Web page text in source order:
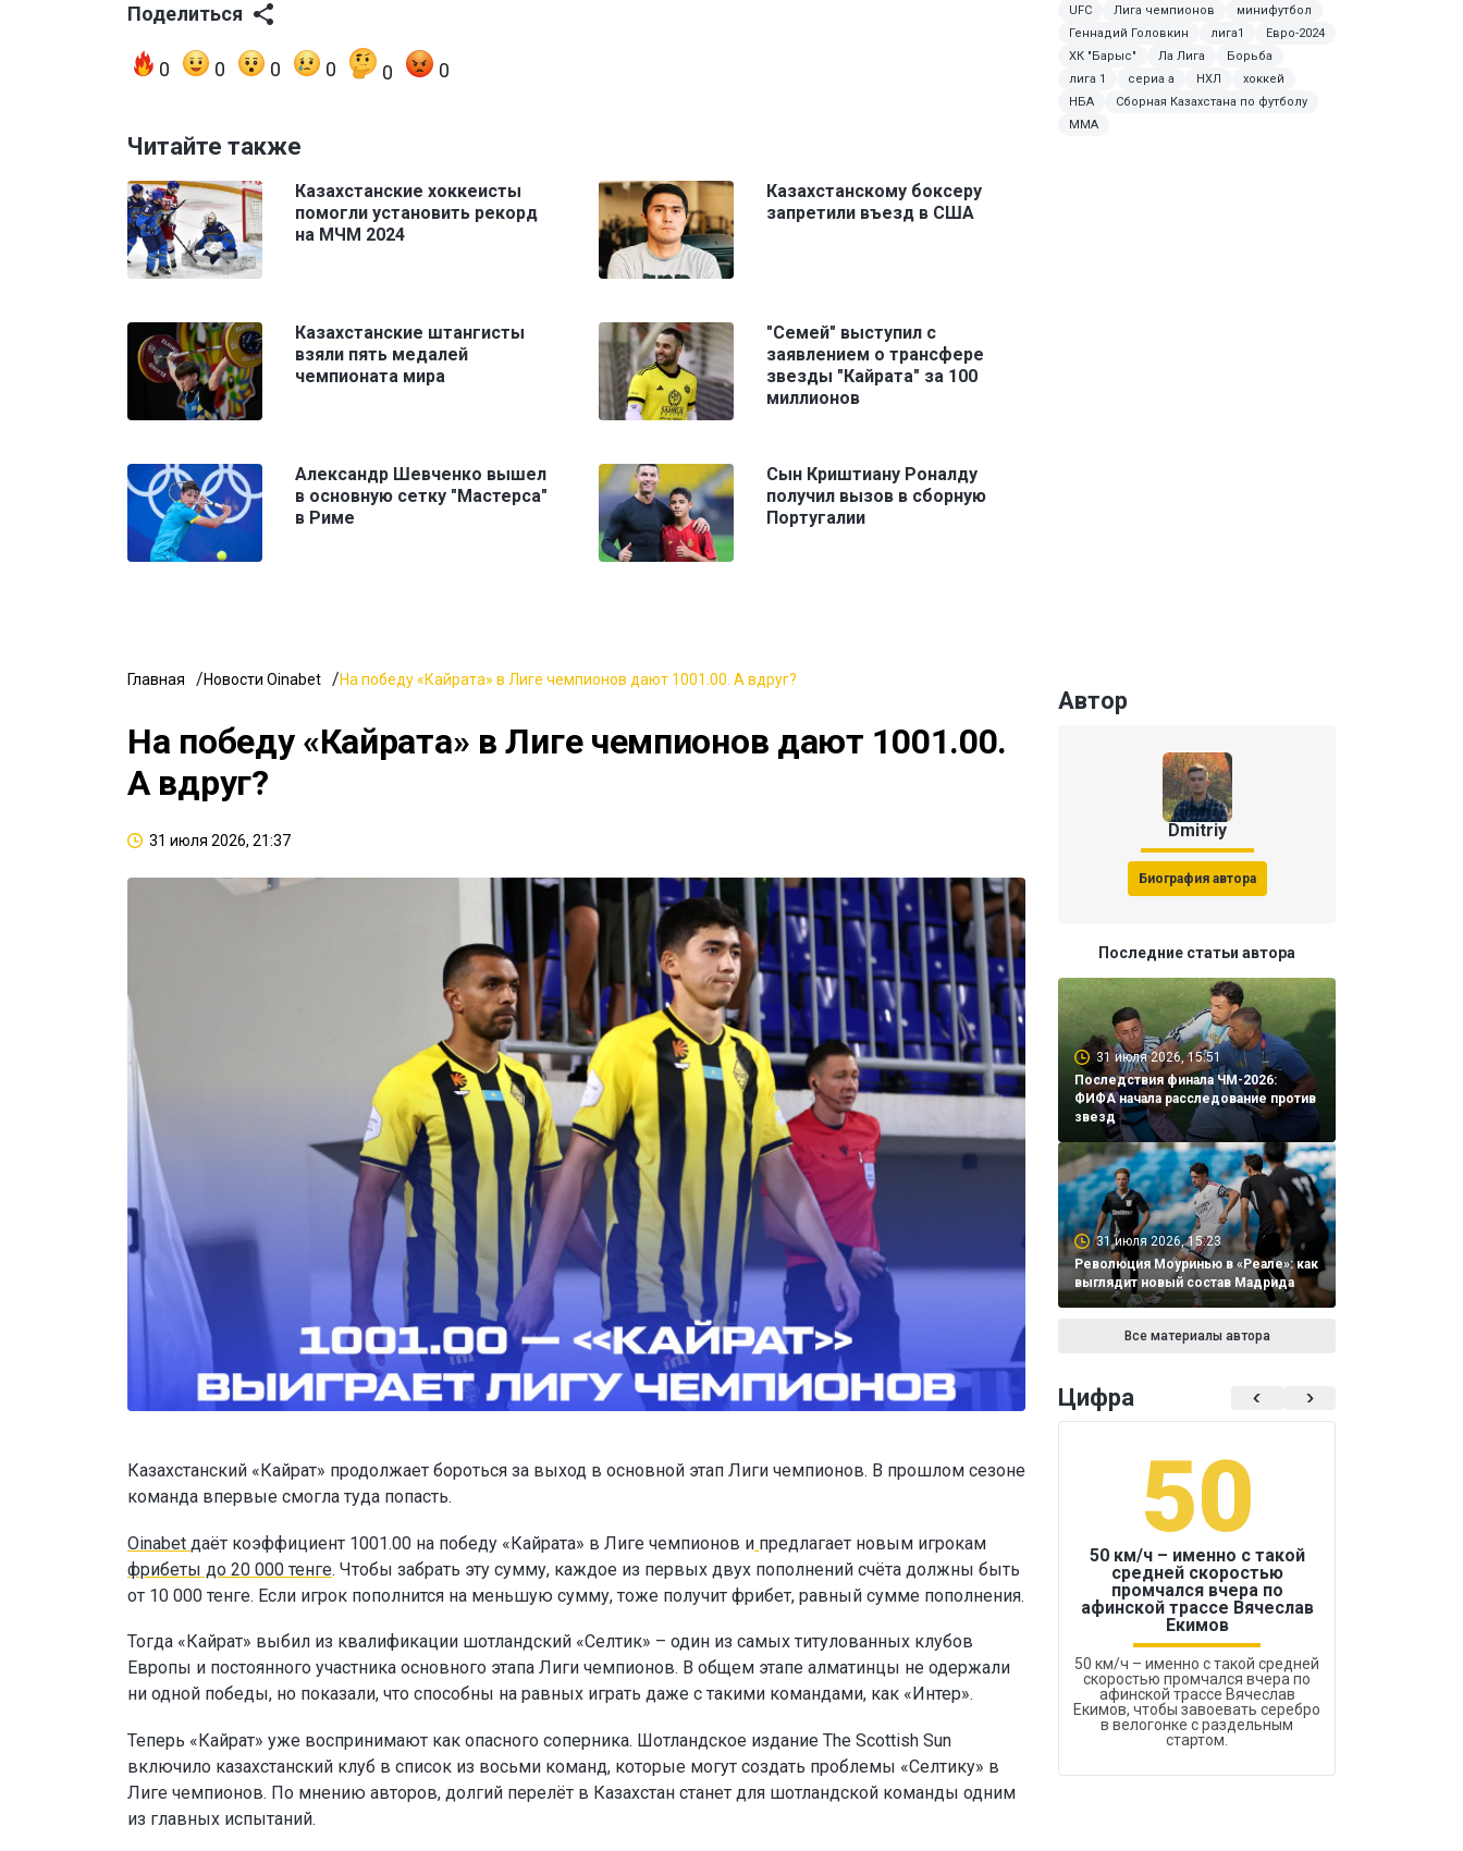
Поделиться
0 0 0 0 0 0
Читайте также
Казахстанские хоккеисты
помогли установить рекорд
на МЧМ 2024
Казахстанскому боксеру
запретили въезд в США
Казахстанские штангисты
взяли пять медалей
чемпионата мира
"Семей" выступил с
заявлением о трансфере
звезды "Кайрата" за 100
миллионов
Александр Шевченко вышел
в основную сетку "Мастерса"
в Риме
Сын Криштиану Роналду
получил вызов в сборную
Португалии
UFC
Лига чемпионов
минифутбол
Геннадий Головкин
лига1
Евро-2024
ХК "Барыс"
Ла Лига
Борьба
лига 1
сериа а НХЛ
хоккей
НБА
Сборная Казахстана по футболу
MMA
Главная Новости Oinabet На победу «Кайрата» в Лиге чемпионов дают 1001.00. А вдруг?
На победу «Кайрата» в Лиге чемпионов дают 1001.00.
А вдруг?
31 июля 2026, 21:37
Казахстанский «Кайрат» продолжает бороться за выход в основной этап Лиги чемпионов. В прошлом сезоне
команда впервые смогла туда попасть.
Oinabet даёт коэффициент 1001.00 на победу «Кайрата» в Лиге чемпионов и предлагает новым игрокам
фрибеты до 20 000 тенге. Чтобы забрать эту сумму, каждое из первых двух пополнений счёта должны быть
от 10 000 тенге. Если игрок пополнится на меньшую сумму, тоже получит фрибет, равный сумме пополнения.
Тогда «Кайрат» выбил из квалификации шотландский «Селтик» – один из самых титулованных клубов
Европы и постоянного участника основного этапа Лиги чемпионов. В общем этапе алматинцы не одержали
ни одной победы, но показали, что способны на равных играть даже с такими командами, как «Интер».
Теперь «Кайрат» уже воспринимают как опасного соперника. Шотландское издание The Scottish Sun
включило казахстанский клуб в список из восьми команд, которые могут создать проблемы «Селтику» в
Лиге чемпионов. По мнению авторов, долгий перелёт в Казахстан станет для шотландской команды одним
из главных испытаний.
Автор
Dmitriy
Биография автора
Последние статьи автора
31 июля 2026, 15:51
Последствия финала ЧМ-2026:
ФИФА начала расследование против
звезд
31 июля 2026, 15:23
Революция Моуринью в «Реале»: как
выглядит новый состав Мадрида
Все материалы автора
Цифра
50
50 км/ч – именно с такой
средней скоростью
промчался вчера по
афинской трассе Вячеслав
Екимов
50 км/ч – именно с такой средней
скоростью промчался вчера по
афинской трассе Вячеслав
Екимов, чтобы завоевать серебро
в велогонке с раздельным
стартом.